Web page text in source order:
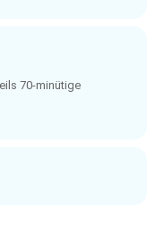
70-minütige